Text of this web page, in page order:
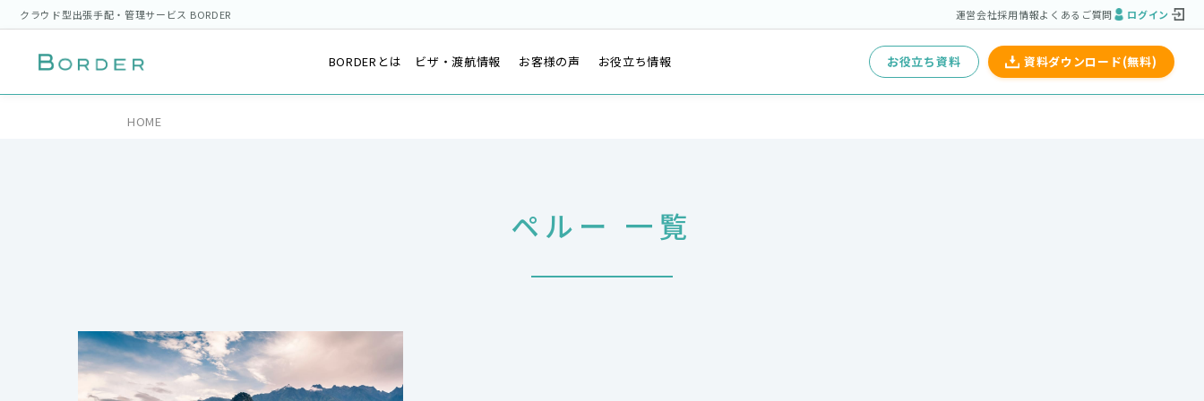
クラウド型出張手配・管理サービス BORDER 運営会社採用情報よくあるご質問 ログイン
BORDERとは ビザ・渡航情報 お客様の声 お役立ち情報 お役立ち資料 資料ダウンロード(無料)
HOME
ペルー 一覧